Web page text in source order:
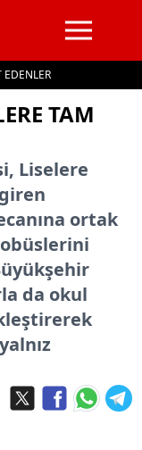
EDENLER
TAM
Liselere
ortak
da okul